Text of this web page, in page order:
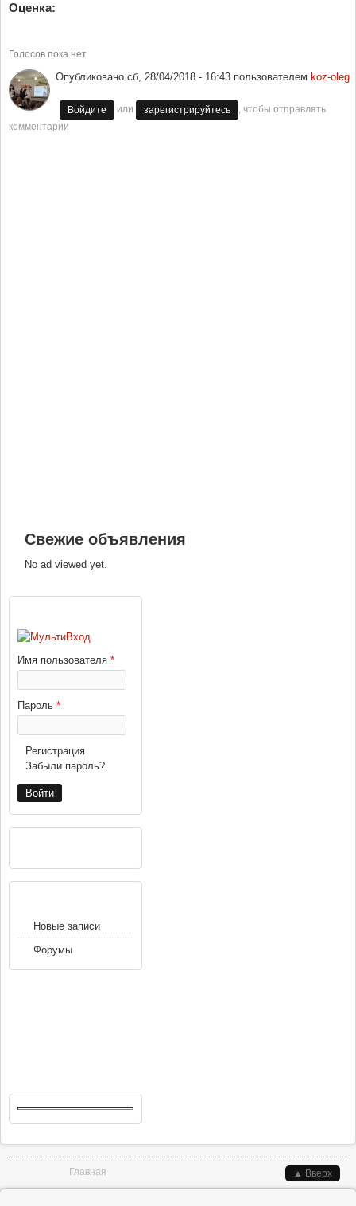
Оценка:
Голосов пока нет
Опубликовано сб, 28/04/2018 - 16:43пользователем koz-oleg
Войдите или зарегистрируйтесь
, чтобы отправлять
комментарии
Свежие объявления
No ad viewed yet.
Имя пользователя *
Пароль *
Регистрация
Забыли пароль?
Новые записи
Форумы
Главная ▲ Вверх